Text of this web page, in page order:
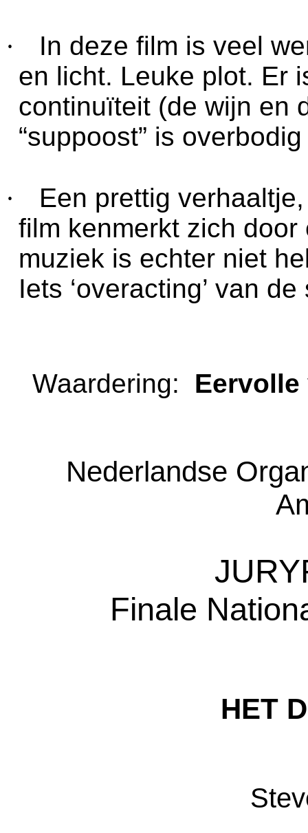
·
In deze film is veel
en licht. Leuke plot. Er
continuïteit (de wijn en
“suppoost” is
·
Een prettig
film kenmerkt zich
muziek is echter niet
Iets ‘overacting’ van
Waardering:
Nederlandse
Finale
HET